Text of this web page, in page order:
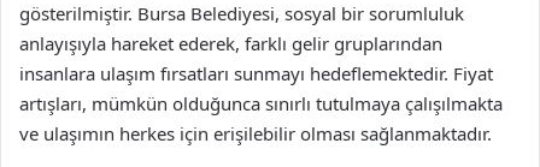
gösterilmiştir. Bursa Belediyesi, sosyal bir sorumluluk
anlayışıyla hareket ederek, farklı gelir gruplarından
insanlara ulaşım fırsatları sunmayı hedeflemektedir. Fiyat
artışları, mümkün olduğunca sınırlı tutulmaya çalışılmakta
ve ulaşımın herkes için erişilebilir olması sağlanmaktadır.